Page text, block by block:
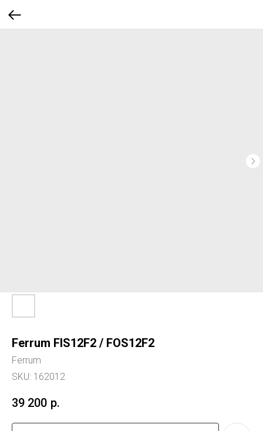
Ferrum FIS12F2 / FOS12F2
Ferrum
SKU: 162012
39 200 р.